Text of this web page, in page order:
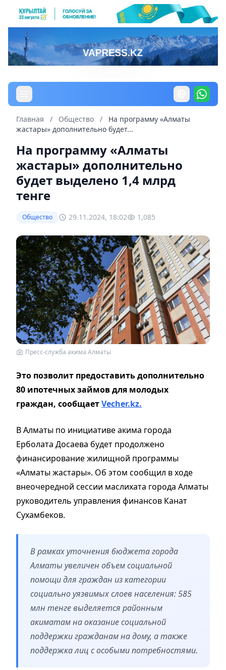
Главная / Общество /
На программу «Алматы
жастары» дополнительно будет...
На программу «Алматы
жастары» дополнительно
будет выделено 1,4 млрд
тенге
Общество 29.11.2024, 18:02 1,085
Пресс-служба акима Алматы
Это позволит предоставить дополнительно
80 ипотечных займов для молодых
граждан, сообщаетVecher.kz.
В Алматы по инициативе акима города
Ерболата Досаева будет продолжено
финансирование жилищной программы
«Алматы жастары». Об этом сообщил в ходе
внеочередной сессии маслихата города Алматы
руководитель управления финансов Канат
Сухамбеков.
В рамках уточнения бюджета города
Алматы увеличен объем социальной
помощи для граждан из категории
социально уязвимых слоев населения: 585
млн тенге выделяется районным
акиматам на оказание социальной
поддержки гражданам на дому, а также
поддержка лиц с особыми потребностями.